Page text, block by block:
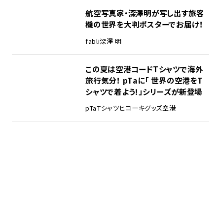
航空写真家・深澤明が写し出す旅客
機の世界を大判ポスターでお届け！
fabli深澤 明
この夏は空港コードTシャツで海外
旅行気分！ pTaに「 世界の空港をT
シャツで着よう！」シリーズが新登場
pTaTシャツヒコーキグッズ空港